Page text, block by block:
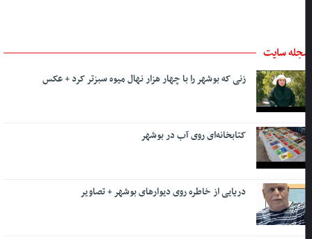
سایت
زنی که بوشهر را با چهار هزار نهال میوه سبزتر کرد + عکس
کتابخانه‌ای روی آب در بوشهر
دریایی از خاطره روی دیوارهای بوشهر + تصاویر